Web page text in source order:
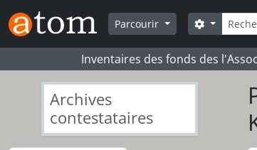
Skip to main content
Parcourir
Search
Inventaires des fonds des
Archives
contestataires